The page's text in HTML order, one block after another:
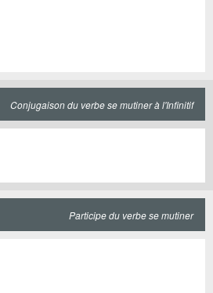
Conjugaison du verbe se mutiner à l'Infinitif
Participe du verbe se mutiner